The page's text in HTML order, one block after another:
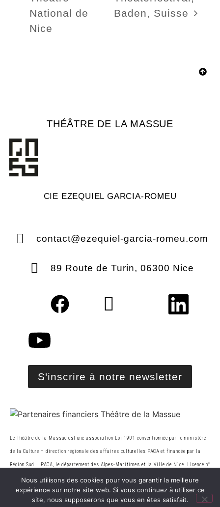
National de
Nice
Baden, Suisse
THÉÂTRE DE LA MASSUE
CIE EZEQUIEL GARCIA-ROMEU
contact@ezequiel-garcia-romeu.com
89 Route de Turin, 06300 Nice
S'inscrire à notre newsletter
Le Théâtre de la Massue est une association Loi 1901 conventionnée par le ministère
de la Culture – direction régionale des affaires culturelles PACA et financée par la
Région Sud – PACA, le département des Alpes-Maritimes et la Ville de Nice. Licence n°
2-136543.Nous utilisons des cookies pour vous garantir la meilleure
expérience sur notre site web. Si vous continuez à utiliser ce
site, nous supposerons que vous en êtes satisfait.